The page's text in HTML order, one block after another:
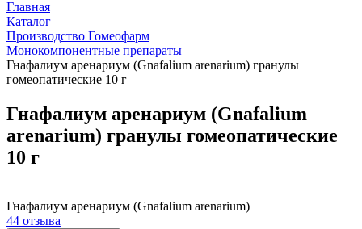
Главная
Каталог
Производство Гомеофарм
Монокомпонентные препараты
Гнафалиум аренариум (Gnafalium arenarium) гранулы
гомеопатические 10 г
Гнафалиум аренариум (Gnafalium
arenarium) гранулы гомеопатические
10 г
Гнафалиум аренариум (Gnafalium arenarium)
44 отзыва